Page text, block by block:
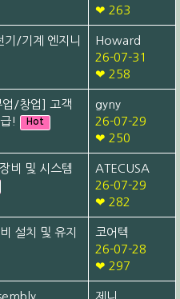
❤ 263
기/기계 엔지니
Howard
26-07-31
❤ 258
업/창업] 고객
!
Hot
gyny
26-07-29
❤ 250
비 및 시스템
ATECUSA
26-07-29
❤ 282
설치 및 유지
코어텍
26-07-28
❤ 297
제니